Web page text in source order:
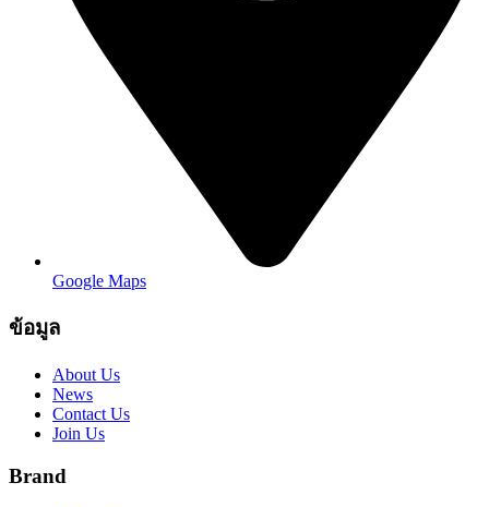
Google Maps
ข้อมูล
About Us
News
Contact Us
Join Us
Brand